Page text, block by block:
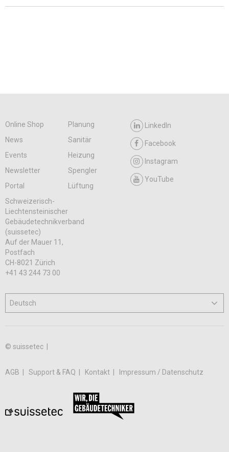
Online Shop
Planung
News
Sanitär
Events
Heizung
Newsletter
Spengler
Portal
Lüftung
LinkedIn
Facebook
Instagram
YouTube
Schweizerisch-
Liechtensteinischer
Gebäudetechnikverband
(suissetec)
Auf der Mauer 11,
Postfach
CH-8021 Zürich
+41 43 244 73 00
© suissetec |
AGB Support & FAQ Kontakt Impressum / Datenschutz